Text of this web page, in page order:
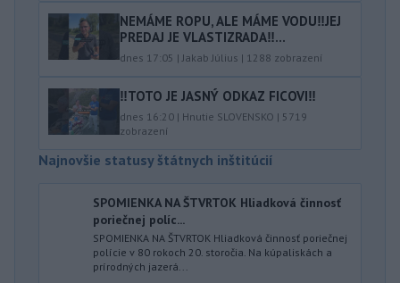
NEMÁME ROPU, ALE MÁME VODU‼️JEJ
PREDAJ JE VLASTIZRADA‼️...
dnes 17:05 | Jakab Július | 1288 zobrazení
‼️TOTO JE JASNÝ ODKAZ FICOVI‼️
dnes 16:20 | Hnutie SLOVENSKO | 5719
zobrazení
Najnovšie statusy štátnych inštitúcií
SPOMIENKA NA ŠTVRTOK Hliadková činnosť
poriečnej políc...
SPOMIENKA NA ŠTVRTOK Hliadková činnosť poriečnej
polície v 80 rokoch 20. storočia. Na kúpaliskách a
prírodných jazerá...